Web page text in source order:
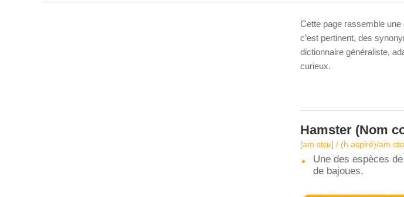
Cette page rassemble
c’est pertinent, des
dictionnaire généraliste,
curieux.
Hamster (Nom
[am.stɛʁ] / (h aspiré)/
Une des espèces
de bajoues.